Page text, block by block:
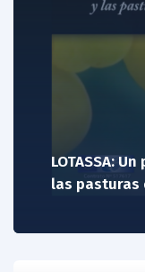
LOTASSA:
las pasturas